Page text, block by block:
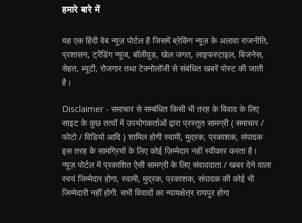
हमारे बारे में
यह एक हिंदी वेब न्यूज़ पोर्टल है जिसमें ब्रेकिंग न्यूज़ के अलावा राजनीति,
प्रशासन, ट्रेंडिंग न्यूज, बॉलीवुड, खेल जगत, लाइफस्टाइल, बिजनेस,
सेहत, ब्यूटी, रोजगार तथा टेक्नोलॉजी से संबंधित खबरें पोस्ट की जाती
है।
Disclaimer - समाचार से सम्बंधित किसी भी तरह के विवाद के लिए
साइट के कुछ तत्वों में उपयोगकर्ताओं द्वारा प्रस्तुत सामग्री ( समाचार /
फोटो / विडियो आदि ) शामिल होगी स्वामी, मुद्रक, प्रकाशक, संपादक
इस तरह के सामग्रियों के लिए कोई ज़िम्मेदार नहीं स्वीकार करता है।
न्यूज़ पोर्टल में प्रकाशित ऐसी सामग्री के लिए संवाददाता / खबर देने वाला
स्वयं जिम्मेदार होगा, स्वामी, मुद्रक, प्रकाशक, संपादक की कोई भी
जिम्मेदारी नहीं होगी. सभी विवादों का न्यायक्षेत्र रायपुर होगा